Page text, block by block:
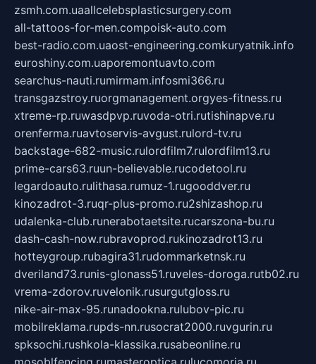
zsmh.com.uaallcelebsplasticsurgery.com
all-tattoos-for-men.compoisk-auto.com
best-radio.com.uaost-engineering.comkuryatnik.info
euroshiny.com.uaporemontuavto.com
searchus-nauti.rumirmam.infosmi366.ru
transgazstroy.ruorgmanagement.orgyes-fitness.ru
xtreme-rp.ruwasdpvp.ruvoda-otri.rutishinapve.ru
orenferma.ruavtoservis-avgust.rulord-tv.ru
backstage-682-music.rulordfilm7.rulordfilm13.ru
prime-cars63.ruun-believable.rucodetool.ru
legardoauto.rulithasa.rumuz-1.rugooddver.ru
kinozadrot-3.ruqr-plus-promo.ru2shizashop.ru
udalenka-club.runerabotaetsite.rucarszona-bu.ru
dash-cash-now.rubravoprod.rukinozadrot13.ru
hotteygroup.rubagira31.rudommarketnsk.ru
dveriland73.runis-glonass51.ruveles-doroga.rutb02.ru
vrema-zdorov.ruvelonik.rusurgutgloss.ru
nike-air-max-95.runadookna.rulubov-pic.ru
mobilreklama.rupds-nn.rusocrat2000.ruvgurin.ru
spksochi.rushkola-klassika.rusabeonline.ru